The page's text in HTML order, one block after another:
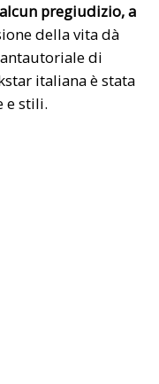
pregiudizio, a
della vita dà
di
italianaè stata
e stili.